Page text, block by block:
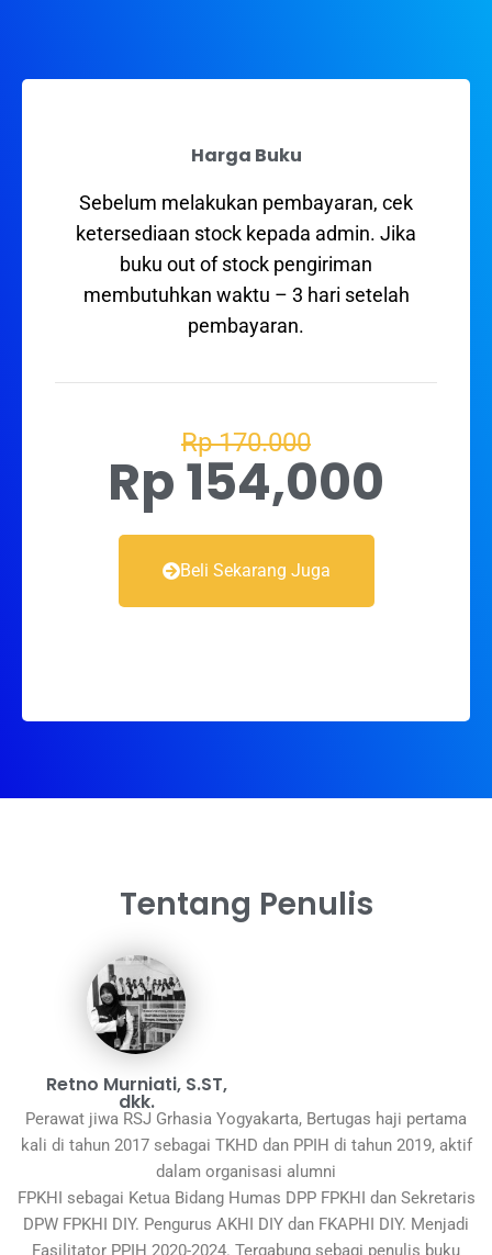
Harga Buku
Sebelum melakukan pembayaran, cek
ketersediaan stock kepada admin. Jika
buku out of stock pengiriman
membutuhkan waktu – 3 hari setelah
pembayaran.
Rp 170.000
Rp 154,000
Beli Sekarang Juga
Tentang Penulis
Retno Murniati, S.ST,
dkk.
Perawat jiwa RSJ Grhasia Yogyakarta, Bertugas haji pertama
kali di tahun 2017 sebagai TKHD dan PPIH di tahun 2019, aktif
dalam organisasi alumni
FPKHI sebagai Ketua Bidang Humas DPP FPKHI dan Sekretaris
DPW FPKHI DIY. Pengurus AKHI DIY dan FKAPHI DIY. Menjadi
Fasilitator PPIH 2020-2024. Tergabung sebagi penulis buku